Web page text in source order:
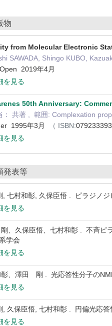
物
from Molecular Electronic
SAWADA, Shingo KUBO,
2019年4月
を見る
50th Anniversary:
： 共著 , 範囲: Complexation
1995年3月
（ ISBN:
を見る
発表等
, 七村和彰, 久保臣悟 . ピラジノ
を見る
、久保臣悟、七村和彰 . 不斉ピ
学会
を見る
彰、澤田 剛 . 光応答性分子の
を見る
, 久保臣悟, 七村和彰 . 円偏光応
を見る